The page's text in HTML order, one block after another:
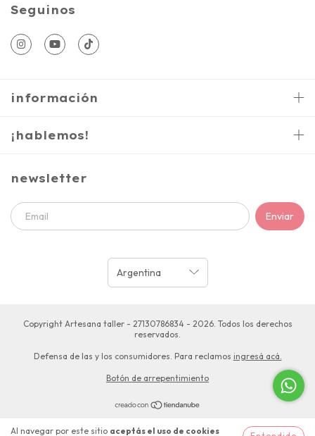
Al navegar por este sitio aceptás el uso de cookies
Seguinos
información
¡hablemos!
newsletter
Copyright Artesana taller - 27130786834 - 2026. Todos los derechos
reservados.
Defensa de las y los consumidores. Para reclamos ingresá acá.
Botón de arrepentimiento